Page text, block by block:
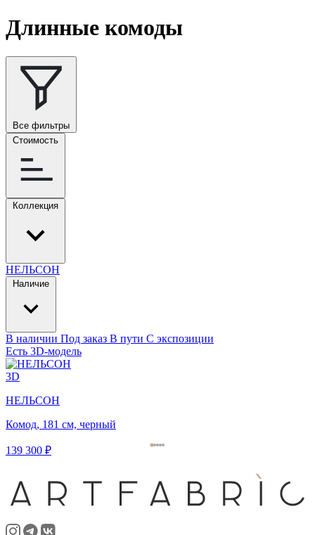
Длинные комоды
Все фильтры
Стоимость
Коллекция
НЕЛЬСОН
Наличие
В наличии Под заказ В пути С экспозиции
Есть 3D-модель
3D
НЕЛЬСОН
Комод, 181 см, черный
139 300 ₽